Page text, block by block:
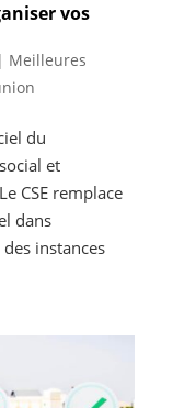
vos
Meilleures
du
et
CSE remplace
dans
instances